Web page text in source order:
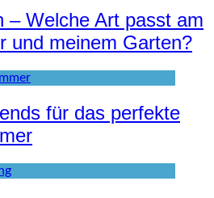
– Welche Art passt am
und meinem Garten?
für das perfekte